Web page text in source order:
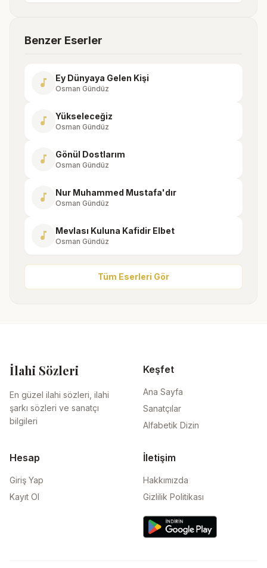
Benzer Eserler
music_note Ey Dünyaya Gelen Kişi
Osman Gündüz
music_note Yükseleceğiz
Osman Gündüz
music_note Gönül Dostlarım
Osman Gündüz
music_note Nur Muhammed Mustafa'dır
Osman Gündüz
music_note Mevlası Kuluna Kafidir Elbet
Osman Gündüz
Tüm Eserleri Gör
İlahi Sözleri
En güzel ilahi sözleri, ilahi
şarkı sözleri ve sanatçı
bilgileri
Keşfet
Ana Sayfa
Sanatçılar
Alfabetik Dizin
Hesap
Giriş Yap
Kayıt Ol
İletişim
Hakkımızda
Gizlilik Politikası